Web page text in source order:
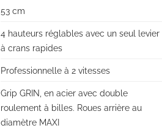
53 cm
4 hauteurs réglables avec un seul levier
à crans rapides
Professionnelle à 2 vitesses
Grip GRIN, en acier avec double
roulement à billes. Roues arrière au
diamètre MAXI